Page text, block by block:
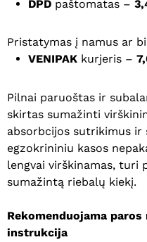
DPD paštomatas –
Pristatymas į namus ar
VENIPAK kurjeris –
Pilnai paruoštas ir
skirtas sumažinti
absorbcijos sutrikimus ir
egzokrininiu kasos
lengvai virškinamas,
sumažintą riebalų kiekį.
Rekomenduojama
instrukcija